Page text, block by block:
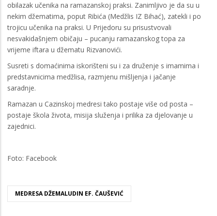
obilazak učenika na ramazanskoj praksi. Zanimljivo je da su u
nekim džematima, poput Ribića (Medžlis IZ Bihać), zatekli i po
trojicu učenika na praksi. U Prijedoru su prisustvovali
nesvakidašnjem običaju – pucanju ramazanskog topa za
vrijeme iftara u džematu Rizvanovići.
Susreti s domaćinima iskorišteni su i za druženje s imamima i
predstavnicima medžlisa, razmjenu mišljenja i jačanje
saradnje.
Ramazan u Cazinskoj medresi tako postaje više od posta –
postaje škola života, misija služenja i prilika za djelovanje u
zajednici.
Foto: Facebook
MEDRESA DŽEMALUDIN EF. ČAUŠEVIĆ